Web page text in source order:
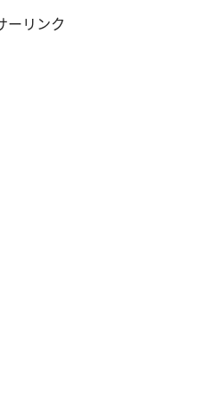
ーリンク